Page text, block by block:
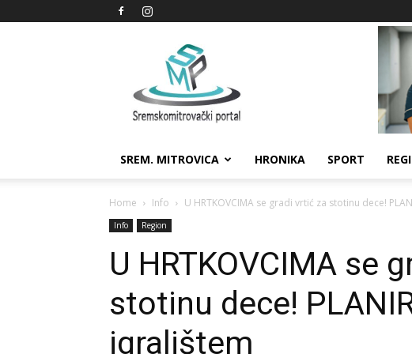
Sremskomitrovački
portal
SREM. MITROVICA HRONIKA SPORT
Home Info U HRTKOVCIMA se gradi vrtić za stotinu dece!
Info Region
U HRTKOVCIMA se
stotinu dece!
igralištem